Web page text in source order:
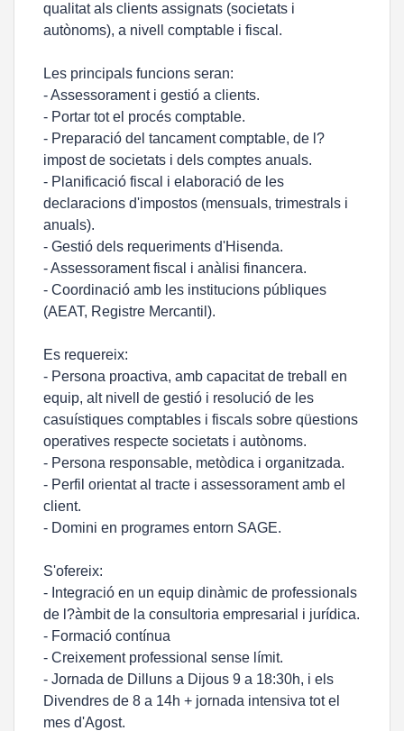
qualitat als clients assignats (societats i
autònoms), a nivell comptable i fiscal.
Les principals funcions seran:
- Assessorament i gestió a clients.
- Portar tot el procés comptable.
- Preparació del tancament comptable, de l?
impost de societats i dels comptes anuals.
- Planificació fiscal i elaboració de les
declaracions d'impostos (mensuals, trimestrals i
anuals).
- Gestió dels requeriments d'Hisenda.
- Assessorament fiscal i anàlisi financera.
- Coordinació amb les institucions públiques
(AEAT, Registre Mercantil).
Es requereix:
- Persona proactiva, amb capacitat de treball en
equip, alt nivell de gestió i resolució de les
casuístiques comptables i fiscals sobre qüestions
operatives respecte societats i autònoms.
- Persona responsable, metòdica i organitzada.
- Perfil orientat al tracte i assessorament amb el
client.
- Domini en programes entorn SAGE.
S'ofereix:
- Integració en un equip dinàmic de professionals
de l?àmbit de la consultoria empresarial i jurídica.
- Formació contínua
- Creixement professional sense límit.
- Jornada de Dilluns a Dijous 9 a 18:30h, i els
Divendres de 8 a 14h + jornada intensiva tot el
mes d'Agost.